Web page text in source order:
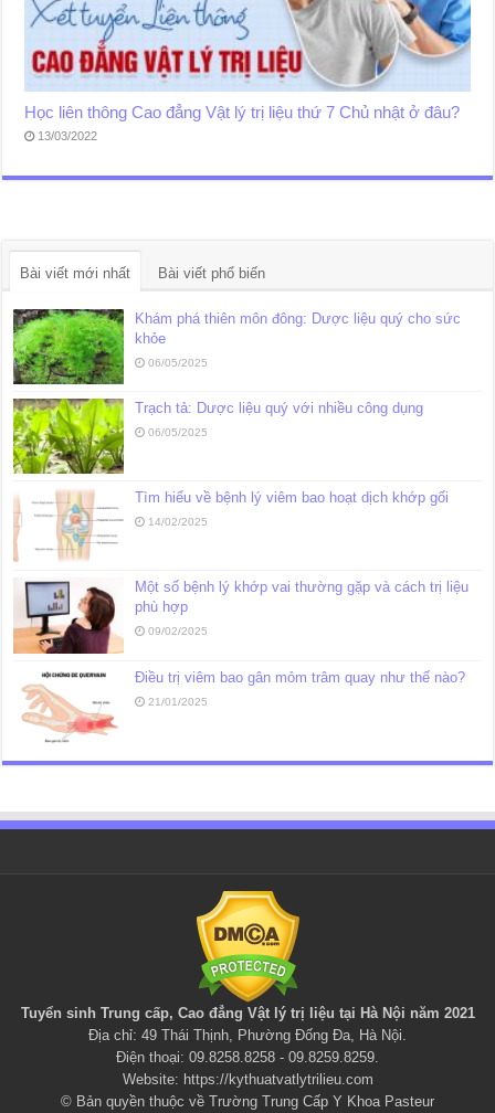
Học liên thông Cao đẳng Vật lý trị liệu thứ 7 Chủ nhật ở đâu?
13/03/2022
Bài viết mới nhất Bài viết phổ biến
Khám phá thiên môn đông: Dược liệu quý cho sức
khỏe
06/05/2025
Trạch tả: Dược liệu quý với nhiều công dụng
06/05/2025
Tìm hiểu về bệnh lý viêm bao hoạt dịch khớp gối
14/02/2025
Một số bệnh lý khớp vai thường gặp và cách trị liệu
phù hợp
09/02/2025
Điều trị viêm bao gân mỏm trâm quay như thế nào?
21/01/2025
Tuyển sinh Trung cấp, Cao đẳng Vật lý trị liệu tại Hà Nội năm 2021
Địa chỉ: 49 Thái Thịnh, Phường Đống Đa, Hà Nội.
Điện thoại: 09.8258.8258 - 09.8259.8259.
Website: https://kythuatvatlytrilieu.com
© Bản quyền thuộc về Trường Trung Cấp Y Khoa Pasteur